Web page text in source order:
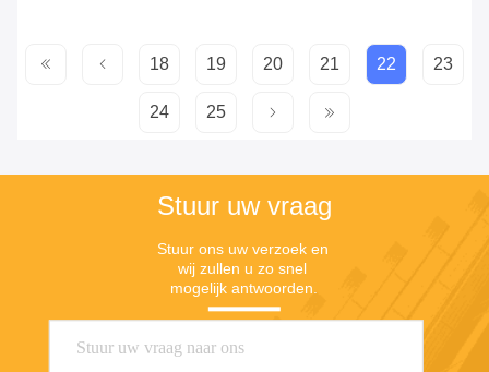
18 19 20 21 22 23
24 25
Stuur uw vraag
Stuur ons uw verzoek en
wij zullen u zo snel
mogelijk antwoorden.